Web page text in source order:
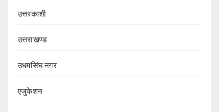
उत्तरकाशी
उत्तराखण्ड
उधमसिंघ नगर
एजुकेशन